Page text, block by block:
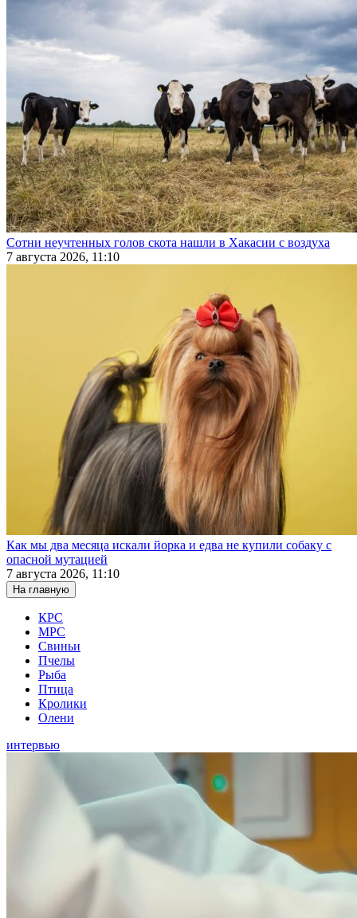
Сотни неучтенных голов скота нашли в Хакасии с воздуха
7 августа 2026, 11:10
Как мы два месяца искали йорка и едва не купили собаку с
опасной мутацией
7 августа 2026, 11:10
На главную
КРС
МРС
Свиньи
Пчелы
Рыба
Птица
Кролики
Олени
интервью